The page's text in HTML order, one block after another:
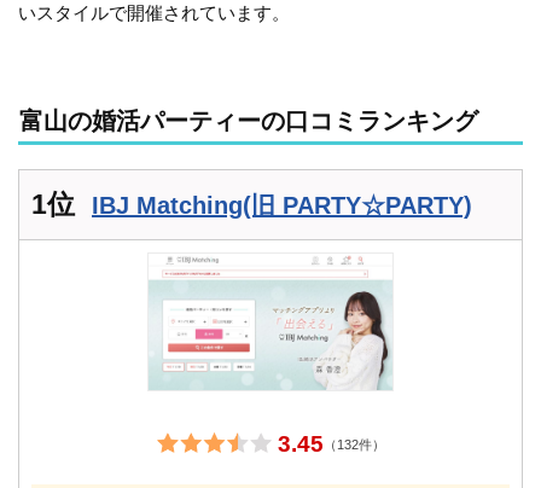
いスタイルで開催されています。
富山の婚活パーティーの口コミランキング
1位 IBJ Matching(旧 PARTY☆PARTY)
3.45 （132件）